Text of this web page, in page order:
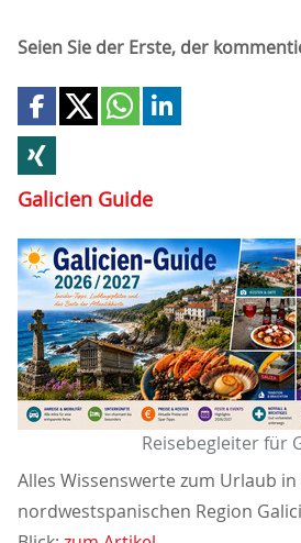
Seien Sie der Erste, der
Galicien Guide
Reisebegleiter für
Alles Wissenswerte zum Urlaub
nordwestspanischen Region